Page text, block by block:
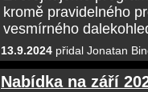
kromě pravidelného
vesmírného
13.9.2024 přidal Jonatan
Nabídka na září